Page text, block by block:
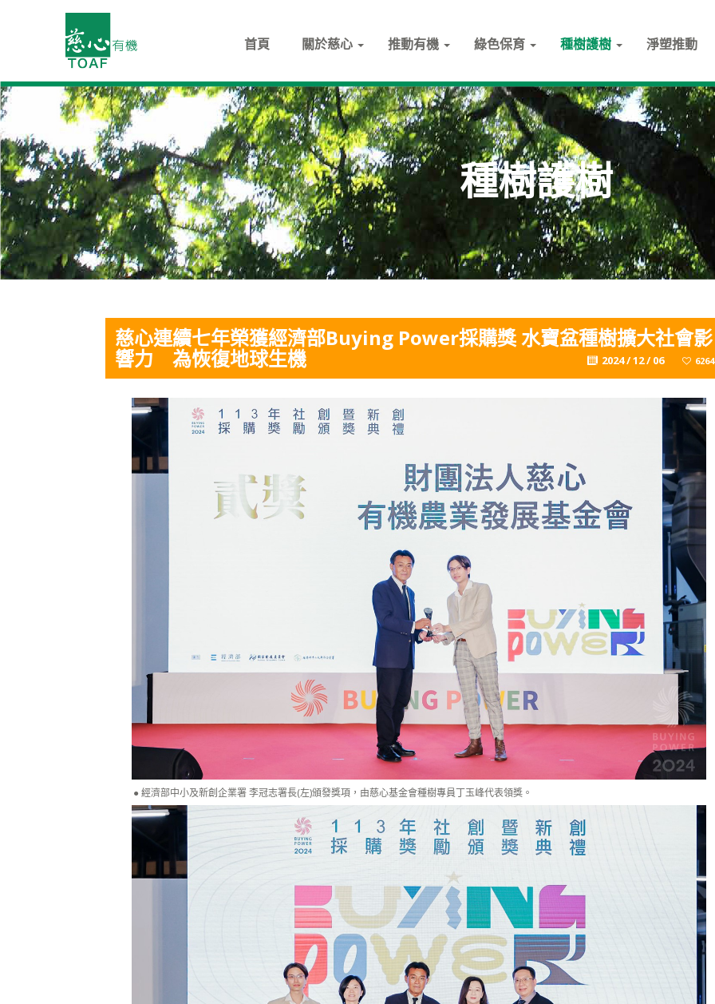
首頁 關於慈心 推動有機 綠色保育 種樹護樹 淨塑推動
種樹護樹
慈心連續七年榮獲經濟部Buying Power採購獎 水寶盆種樹擴大社會影
響力 為恢復地球生機 2024 / 12 / 06 6264
經濟部中小及新創企業署 李冠志署長(左)頒發獎項，由慈心基金會種樹專員丁玉峰代表領獎。